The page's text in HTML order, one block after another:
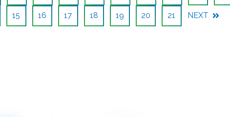
15 16 17 18 19 20 21 NEXT